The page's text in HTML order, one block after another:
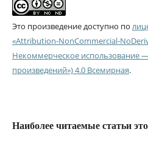
Это произведение доступно по
«Attribution-NonCommercial-
Некоммерческое использование
произведений») 4.0 Всемирная.
Наиболее читаемые статьи